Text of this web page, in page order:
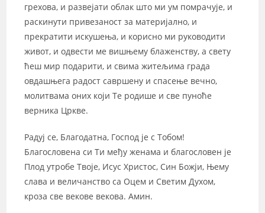
грехова, и развејати облак што ми ум помрачује, и
раскинути привезаност за материјално, и
прекратити искушења, и корисно ми руководити
живот, и одвести ме вишњему блаженству, а свету
ћеш мир подарити, и свима житељима града
овдашњега радост савршену и спасење вечно,
молитвама оних који Те родише и све пуноће
верника Цркве.
Радуј се, Благодатна, Господ је с Тобом!
Благословена си Ти међу женама и благословен је
Плод утробе Твоје, Исус Христос, Син Божји, Њему
слава и величанство са Оцем и Светим Духом,
кроза све векове векова. Амин.